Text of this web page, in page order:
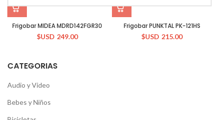
CATEGORIAS
Audio y Video
Bebes y Niños
Frigobar MIDEA MDRD142FGR30
$USD 249.00
Frigobar PUNKTAL PK-121HS
$USD 215.00